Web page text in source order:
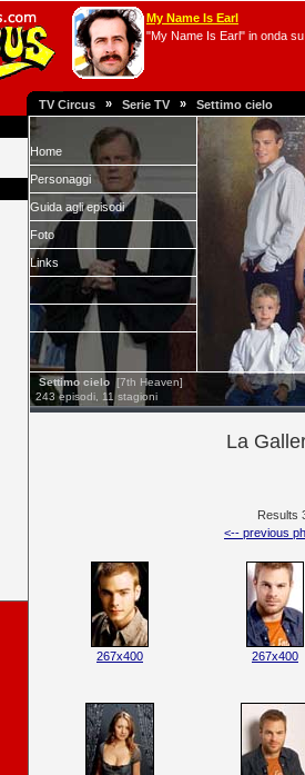
My Name Is Earl
"My Name Is Earl" in onda
TV Circus » Serie TV » Settimo cielo
Home
Personaggi
Guida agli episodi
Foto
Links
Settimo cielo [7th Heaven]
243 episodi, 11 stagioni
La
Results
<-- previous
267x400 267x400